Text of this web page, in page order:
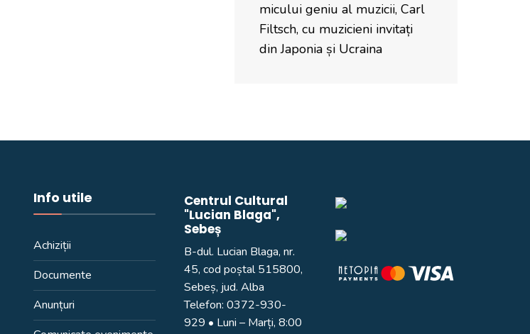
micului geniu al muzicii, Carl
Filtsch, cu muzicieni invitați
din Japonia și Ucraina
Info utile
Achiziții
Documente
Anunțuri
Centrul Cultural
"Lucian Blaga",
Sebeș
B-dul. Lucian Blaga, nr.
45, cod poștal 515800,
Sebeș, jud. Alba
Telefon:0372-930-
929 • Luni – Marți, 8:00